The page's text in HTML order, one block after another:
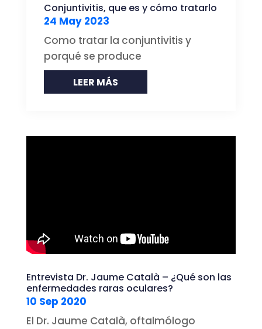
Conjuntivitis, que es y cómo tratarlo
24 May 2023
Como tratar la conjuntivitis y
porqué se produce
LEER MÁS
Entrevista Dr. Jaume Català – ¿Qué son las
enfermedades raras oculares?
10 Sep 2020
El Dr. Jaume Català, oftalmólogo